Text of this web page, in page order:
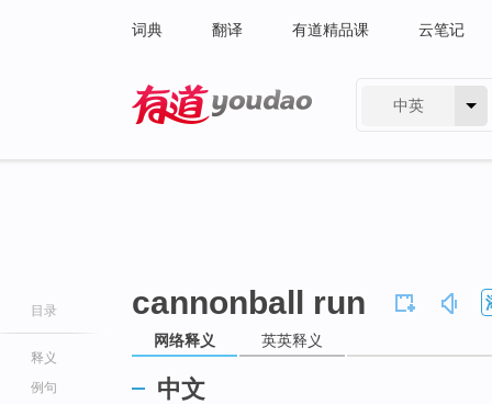
词典 翻译 有道精品课 云笔记
中英
目录
释义
例句
cannonball run
网络释义 英英释义
中文